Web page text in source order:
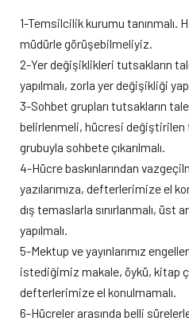
1-Temsilcilik kurumu tanınmalı.
müdürle görüşebilmeliyiz.
2-Yer değişiklikleri tutsakların
yapılmalı, zorla yer değişikliği
3-Sohbet grupları tutsakların
belirlenmeli, hücresi değiştirilen
grubuyla sohbete çıkarılmalı.
4-Hücre baskınlarından
yazılarımıza, defterlerimize el
dış temaslarla sınırlanmalı, üst
yapılmalı.
5-Mektup ve yayınlarımız
istediğimiz makale, öykü, kitap
defterlerimize el konulmamalı.
6-Hücreler arasında belli